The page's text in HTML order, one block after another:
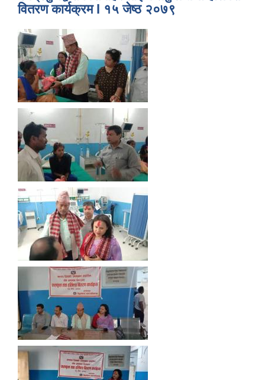
वितरण कार्यक्रम l १५ जेष्ठ २०७९